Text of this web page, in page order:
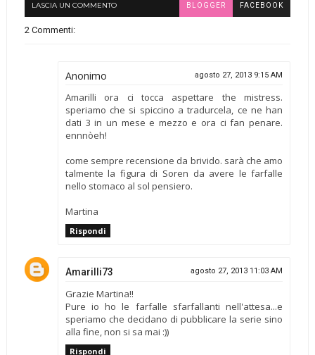
LASCIA UN COMMENTO BLOGGER FACEBOOK
2 Commenti:
Anonimo agosto 27, 2013 9:15 AM
Amarilli ora ci tocca aspettare the mistress.
speriamo che si spiccino a tradurcela, ce ne han
dati 3 in un mese e mezzo e ora ci fan penare.
ennnòeh!
come sempre recensione da brivido. sarà che amo
talmente la figura di Soren da avere le farfalle
nello stomaco al sol pensiero.
Martina
Rispondi
Amarilli73 agosto 27, 2013 11:03 AM
Grazie Martina!!
Pure io ho le farfalle sfarfallanti nell'attesa...e
speriamo che decidano di pubblicare la serie sino
alla fine, non si sa mai :))
Rispondi